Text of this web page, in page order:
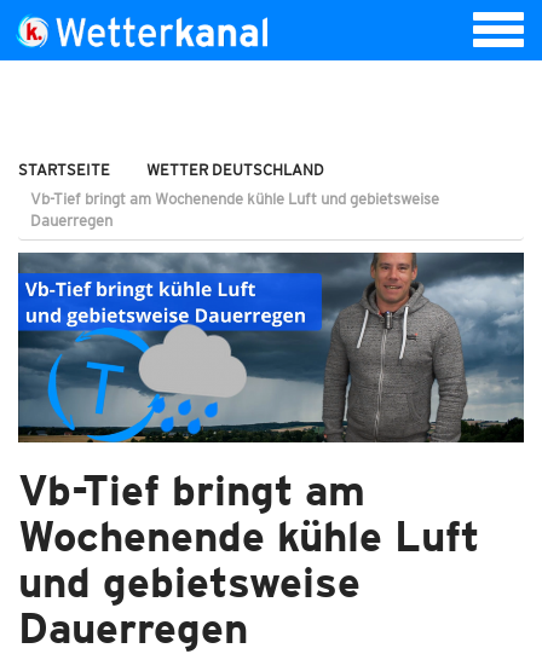
STARTSEITE
WETTER DEUTSCHLAND
Vb-Tief bringt am Wochenende kühle Luft und gebietsweise
Dauerregen
Vb-Tief bringt am
Wochenende kühle Luft
und gebietsweise
Dauerregen